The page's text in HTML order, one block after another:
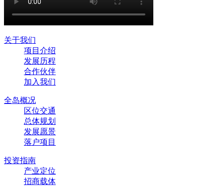
关于我们
项目介绍
发展历程
合作伙伴
加入我们
全岛概况
区位交通
总体规划
发展愿景
落户项目
投资指南
产业定位
招商载体